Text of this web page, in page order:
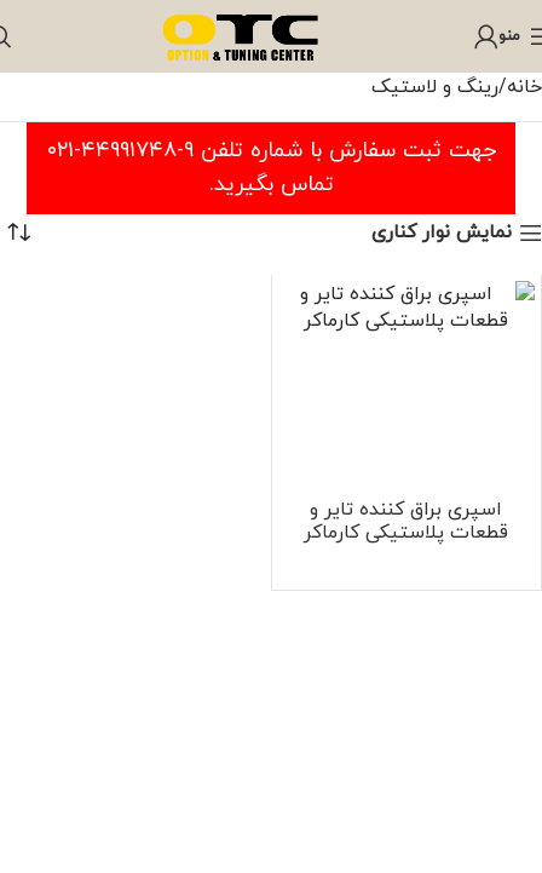
منو
خانه رینگ و لاستیک
جهت ثبت سفارش با شماره تلفن ۹-۴۴۹۹۱۷۴۸-۰۲۱
تماس بگیرید.
نمایش نوار کناری
اسپری براق کننده تایر و
قطعات پلاستیکی کارماکر